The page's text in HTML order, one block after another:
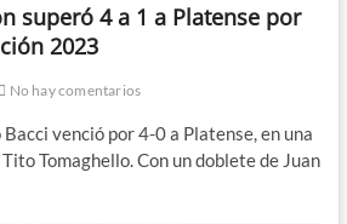
superó 4 a 1 a Platense por
2023
No hay comentarios
Bacci venció por 4-0 a Platense, en una
Tomaghello. Con un doblete de Juan